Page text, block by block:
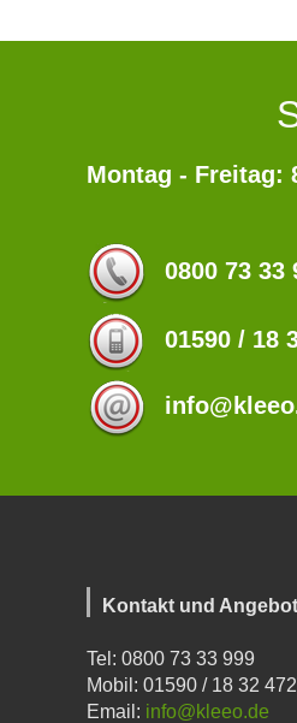
Montag - Freitag:
0800 73 33
01590 / 18
Kontakt und
Tel: 0800 73 33 999
Mobil: 01590 / 18 32 472
Email: info@kleeo.de